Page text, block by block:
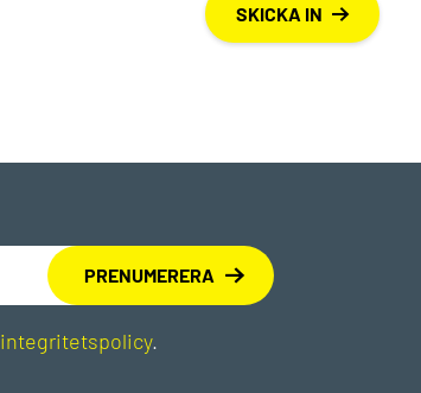
SKICKA IN
integritetspolicy.